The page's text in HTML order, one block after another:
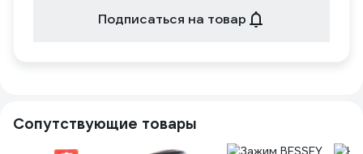
Подписаться на товар
Сопутствующие товары